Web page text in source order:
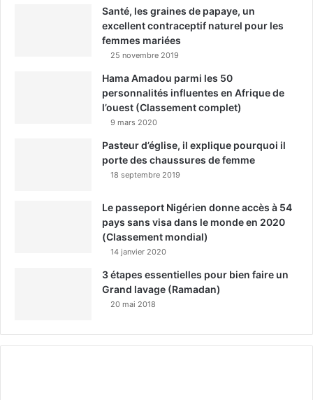
Santé, les graines de papaye, un
excellent contraceptif naturel pour les
femmes mariées
25 novembre 2019
Hama Amadou parmi les 50
personnalités influentes en Afrique de
l’ouest (Classement complet)
9 mars 2020
Pasteur d’église, il explique pourquoi il
porte des chaussures de femme
18 septembre 2019
Le passeport Nigérien donne accès à 54
pays sans visa dans le monde en 2020
(Classement mondial)
14 janvier 2020
3 étapes essentielles pour bien faire un
Grand lavage (Ramadan)
20 mai 2018